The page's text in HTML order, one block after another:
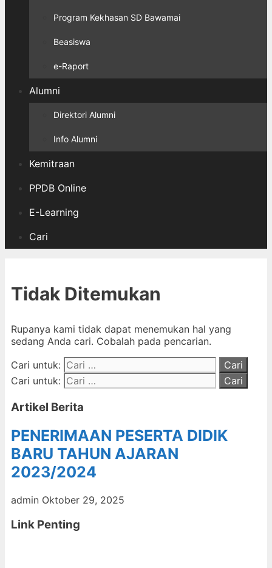
Program Kekhasan SD Bawamai
Beasiswa
e-Raport
Alumni
Direktori Alumni
Info Alumni
Kemitraan
PPDB Online
E-Learning
Cari
Tidak Ditemukan
Rupanya kami tidak dapat menemukan hal yang
sedang Anda cari. Cobalah pada pencarian.
Cari untuk:
Cari untuk:
Artikel Berita
PENERIMAAN PESERTA DIDIK
BARU TAHUN AJARAN
2023/2024
admin Oktober 29, 2025
Link Penting